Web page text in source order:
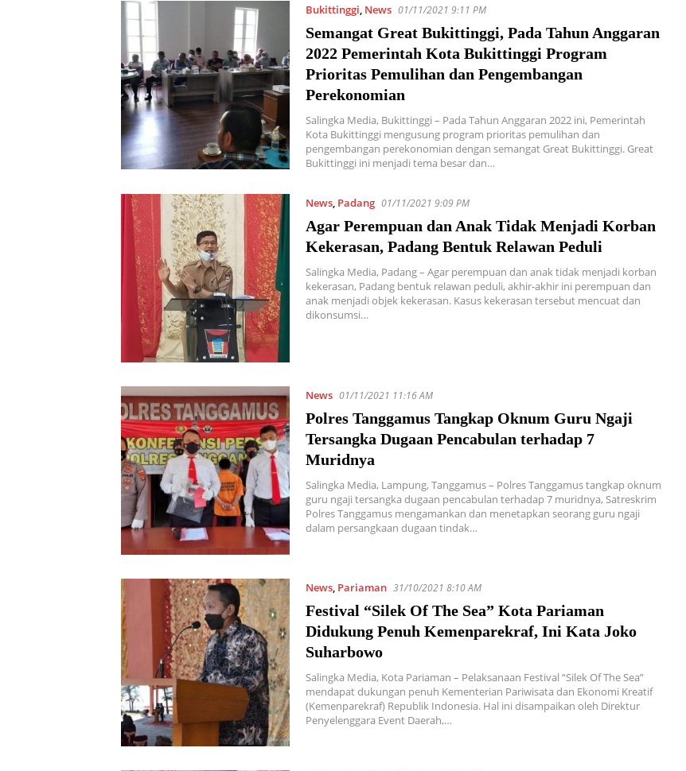
Bukittinggi, News 01/11/2021 9:11 PM
Semangat Great Bukittinggi, Pada Tahun Anggaran
2022 Pemerintah Kota Bukittinggi Program
Prioritas Pemulihan dan Pengembangan
Perekonomian
Salingka Media, Bukittinggi – Pada Tahun Anggaran 2022 ini, Pemerintah
Kota Bukittinggi mengusung program prioritas pemulihan dan
pengembangan perekonomian dengan semangat Great Bukittinggi. Great
Bukittinggi ini menjadi tema besar dan…
News, Padang 01/11/2021 9:09 PM
Agar Perempuan dan Anak Tidak Menjadi Korban
Kekerasan, Padang Bentuk Relawan Peduli
Salingka Media, Padang – Agar perempuan dan anak tidak menjadi korban
kekerasan, Padang bentuk relawan peduli, akhir-akhir ini perempuan dan
anak menjadi objek kekerasan. Kasus kekerasan tersebut mencuat dan
dikonsumsi…
News 01/11/2021 11:16 AM
Polres Tanggamus Tangkap Oknum Guru Ngaji
Tersangka Dugaan Pencabulan terhadap 7
Muridnya
Salingka Media, Lampung, Tanggamus – Polres Tanggamus tangkap oknum
guru ngaji tersangka dugaan pencabulan terhadap 7 muridnya, Satreskrim
Polres Tanggamus mengamankan dan menetapkan seorang guru ngaji
dalam persangkaan dugaan tindak…
News, Pariaman 31/10/2021 8:10 AM
Festival “Silek Of The Sea” Kota Pariaman
Didukung Penuh Kemenparekraf, Ini Kata Joko
Suharbowo
Salingka Media, Kota Pariaman – Pelaksanaan Festival “Silek Of The Sea”
mendapat dukungan penuh Kementerian Pariwisata dan Ekonomi Kreatif
(Kemenparekraf) Republik Indonesia. Hal ini disampaikan oleh Direktur
Penyelenggara Event Daerah,…